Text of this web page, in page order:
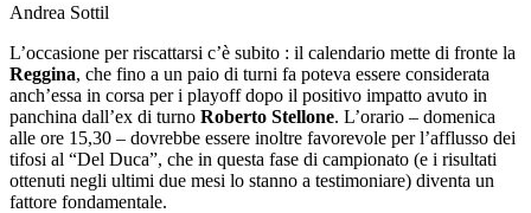
Andrea Sottil
L’occasione per riscattarsi c’è subito : il calendario mette di fronte la
Reggina, che fino a un paio di turni fa poteva essere considerata
anch’essa in corsa per i playoff dopo il positivo impatto avuto in
panchina dall’ex di turno Roberto Stellone. L’orario – domenica
alle ore 15,30 – dovrebbe essere inoltre favorevole per l’afflusso dei
tifosi al “Del Duca”, che in questa fase di campionato (e i risultati
ottenuti negli ultimi due mesi lo stanno a testimoniare) diventa un
fattore fondamentale.